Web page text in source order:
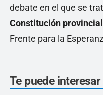
debate en el que se
Constitución
Frente para la
Te puede interesar